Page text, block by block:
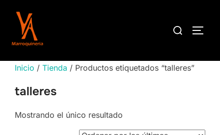
contenido
Buscar:
Inicio / Tienda / Productos etiquetados “talleres”
talleres
Mostrando el único resultado